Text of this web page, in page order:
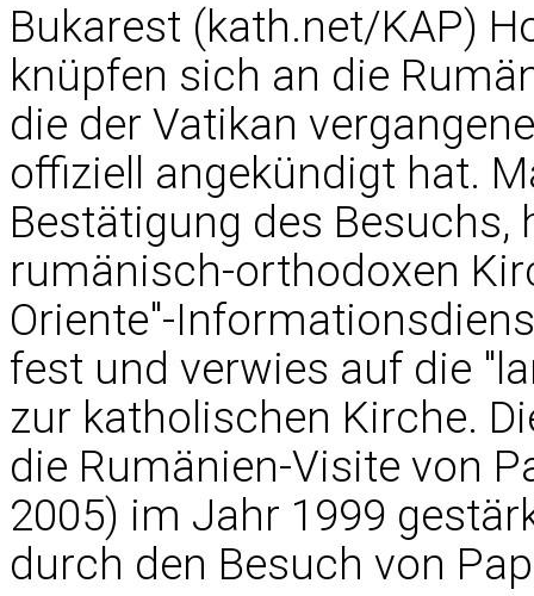
Bukarest (kath.net/KAP)
knüpfen sich an die
die der Vatikan
offiziell angekündigt hat.
Bestätigung des Besuchs,
rumänisch-orthodoxen
Oriente"-
fest und verwies auf die
zur katholischen Kirche.
die Rumänien-Visite von
2005) im Jahr 1999
durch den Besuch von